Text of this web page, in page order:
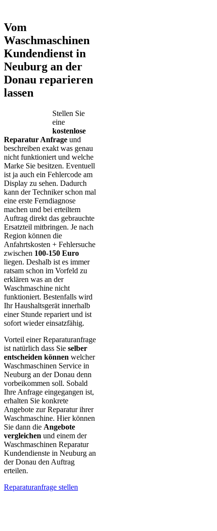
Vom
Waschmaschinen
Kundendienst in
Neuburg an der
Donau reparieren
lassen
Stellen Sie
eine
kostenlose
Reparatur Anfrage und
beschreiben exakt was genau
nicht funktioniert und welche
Marke Sie besitzen. Eventuell
ist ja auch ein Fehlercode am
Display zu sehen. Dadurch
kann der Techniker schon mal
eine erste Ferndiagnose
machen und bei erteiltem
Auftrag direkt das gebrauchte
Ersatzteil mitbringen. Je nach
Region können die
Anfahrtskosten + Fehlersuche
zwischen 100-150 Euro
liegen. Deshalb ist es immer
ratsam schon im Vorfeld zu
erklären was an der
Waschmaschine nicht
funktioniert. Bestenfalls wird
Ihr Haushaltsgerät innerhalb
einer Stunde repariert und ist
sofort wieder einsatzfähig.
Vorteil einer Reparaturanfrage
ist natürlich dass Sie selber
entscheiden können welcher
Waschmaschinen Service in
Neuburg an der Donau denn
vorbeikommen soll. Sobald
Ihre Anfrage eingegangen ist,
erhalten Sie konkrete
Angebote zur Reparatur ihrer
Waschmaschine. Hier können
Sie dann die Angebote
vergleichen und einem der
Waschmaschinen Reparatur
Kundendienste in Neuburg an
der Donau den Auftrag
erteilen.
Reparaturanfrage stellen